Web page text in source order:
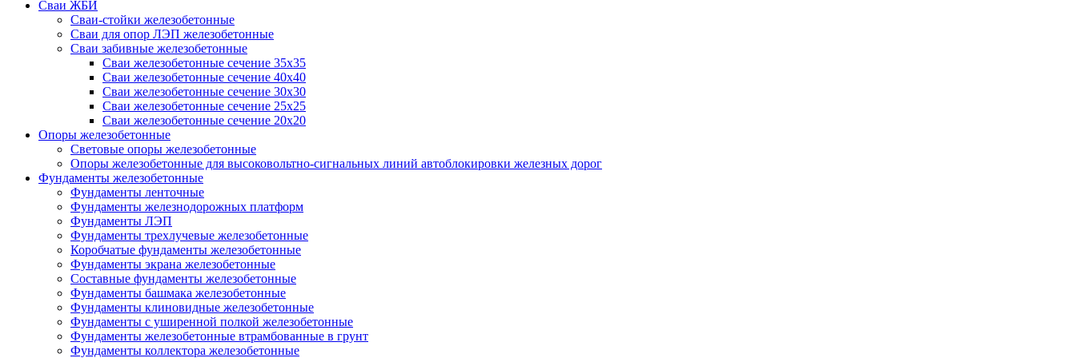
Сваи ЖБИ
Сваи-стойки железобетонные
Сваи для опор ЛЭП железобетонные
Сваи забивные железобетонные
Сваи железобетонные сечение 35x35
Сваи железобетонные сечение 40x40
Сваи железобетонные сечение 30x30
Сваи железобетонные сечение 25x25
Сваи железобетонные сечение 20x20
Опоры железобетонные
Световые опоры железобетонные
Опоры железобетонные для высоковольтно-сигнальных линий автоблокировки железных дорог
Фундаменты железобетонные
Фундаменты ленточные
Фундаменты железнодорожных платформ
Фундаменты ЛЭП
Фундаменты трехлучевые железобетонные
Коробчатые фундаменты железобетонные
Фундаменты экрана железобетонные
Составные фундаменты железобетонные
Фундаменты башмака железобетонные
Фундаменты клиновидные железобетонные
Фундаменты с уширенной полкой железобетонные
Фундаменты железобетонные втрамбованные в грунт
Фундаменты коллектора железобетонные